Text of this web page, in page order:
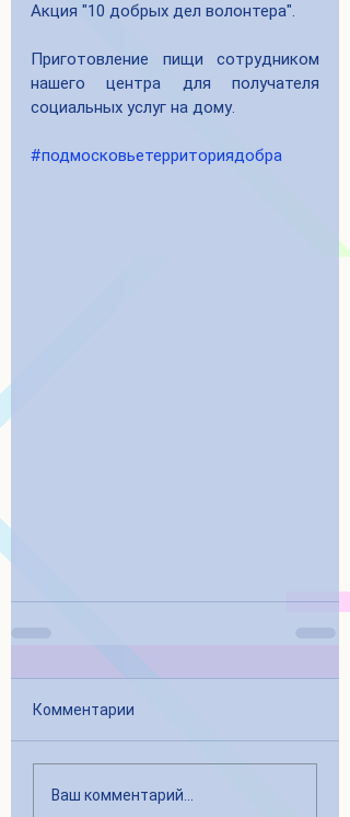
Акция "10 добрых дел волонтера".
Приготовление пищи сотрудником
нашего центра для получателя
социальных услуг на дому.
#подмосковьетерриториядобра
Комментарии
Ваш комментарий...